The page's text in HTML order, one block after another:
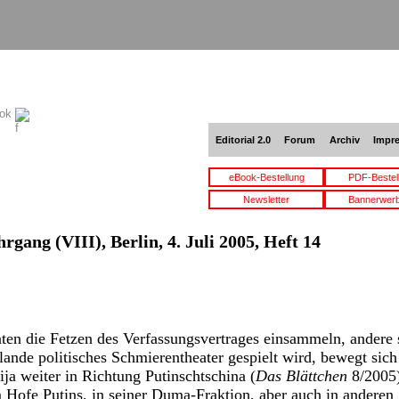
Editorial 2.0 Forum Archiv
eBook-Bestellung PDF-
Newsletter
(VIII), Berlin, 4. Juli 2005, Heft 14
die Fetzen des Verfassungsvertrages einsammeln,
politisches Schmierentheater gespielt wird, bewegt
weiter in Richtung Putinschtschina (Das Blättchen 8/
Putins, in seiner Duma-Fraktion, aber auch in anderen